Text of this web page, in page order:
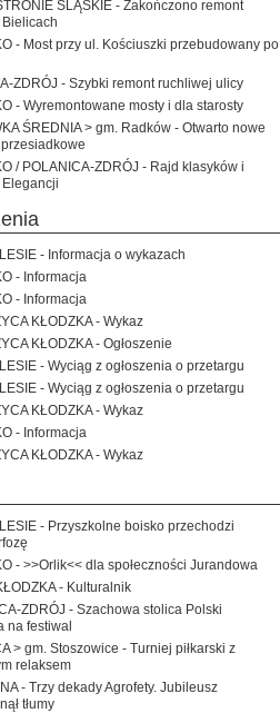
ŚLĄSKIE - Zakończono remont
- Most przy ul. Kościuszki przebudowany po
ZDRÓJ - Szybki remont ruchliwej ulicy
- Wyremontowane mosty i dla starosty
ŚREDNIA > gm. Radków - Otwarto nowe
/ POLANICA-ZDRÓJ - Rajd klasyków i
Elegancji
- Informacja o wykazach
- Informacja
- Informacja
KŁODZKA - Wykaz
KŁODZKA - Ogłoszenie
- Wyciąg z ogłoszenia o przetargu
- Wyciąg z ogłoszenia o przetargu
KŁODZKA - Wykaz
- Informacja
KŁODZKA - Wykaz
- Przyszkolne boisko przechodzi
- >>Orlik<< dla społeczności Jurandowa
- Kulturalnik
ZDRÓJ - Szachowa stolica Polski
na festiwal
> gm. Stoszowice - Turniej piłkarski z
relaksem
- Trzy dekady Agrofety. Jubileusz
tłumy